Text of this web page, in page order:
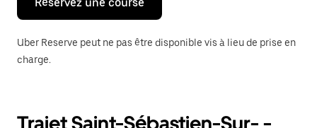
calendrier.
Uber Reserve peut ne pas être disponible vis à lieu de prise en
charge.
Trajet Saint-Sébastien-Sur- -